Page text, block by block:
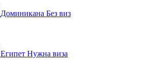
Доминикана Без виз
Египет Нужна виза